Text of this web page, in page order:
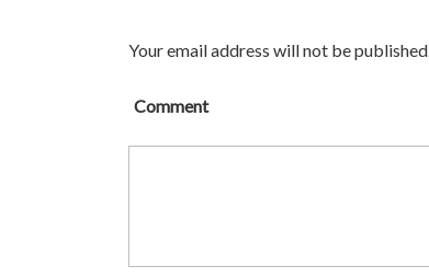
Your email address will not be published.
Comment